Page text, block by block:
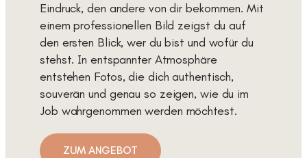
Eindruck, den andere von dir bekommen. Mit
einem professionellen Bild zeigst du auf
den ersten Blick, wer du bist und wofür du
stehst. In entspannter Atmosphäre
entstehen Fotos, die dich authentisch,
souverän und genau so zeigen, wie du im
Job wahrgenommen werden möchtest.
ZUM ANGEBOT